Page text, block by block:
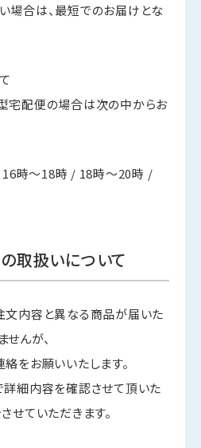
場合は、最短でのお届けとな
宅配便の場合は次の中からお
時～18時 / 18時～20時 /
取扱いについて
文内容と異なる商品が届いた
んが、
をお願いいたします。
詳細内容を確認させて頂いた
せていただきます。